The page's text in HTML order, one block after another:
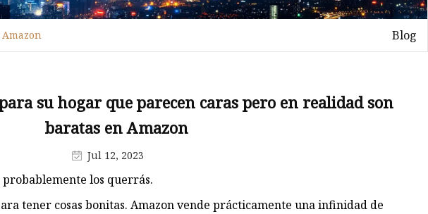
y soporte
de extensión
Blog
su hogar que parecen caras pero en realidad son
baratas en Amazon
Jul 12, 2023
probablemente los querrás.
tener cosas bonitas. Amazon vende prácticamente una infinidad de